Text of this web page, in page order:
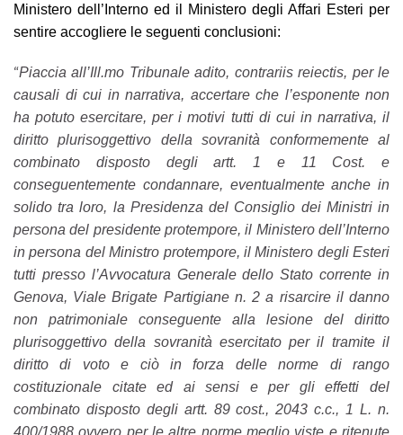
Ministero dell’Interno ed il Ministero degli Affari Esteri per
sentire accogliere le seguenti conclusioni:
“Piaccia all’Ill.mo Tribunale adito, contrariis reiectis, per le
causali di cui in narrativa, accertare che l’esponente non
ha potuto esercitare, per i motivi tutti di cui in narrativa, il
diritto plurisoggettivo della sovranità conformemente al
combinato disposto degli artt. 1 e 11 Cost. e
conseguentemente condannare, eventualmente anche in
solido tra loro, la Presidenza del Consiglio dei Ministri in
persona del presidente protempore, il Ministero dell’Interno
in persona del Ministro protempore, il Ministero degli Esteri
tutti presso l’Avvocatura Generale dello Stato corrente in
Genova, Viale Brigate Partigiane n. 2 a risarcire il danno
non patrimoniale conseguente alla lesione del diritto
plurisoggettivo della sovranità esercitato per il tramite il
diritto di voto e ciò in forza delle norme di rango
costituzionale citate ed ai sensi e per gli effetti del
combinato disposto degli artt. 89 cost., 2043 c.c., 1 L. n.
400/1988 ovvero per le altre norme meglio viste e ritenute